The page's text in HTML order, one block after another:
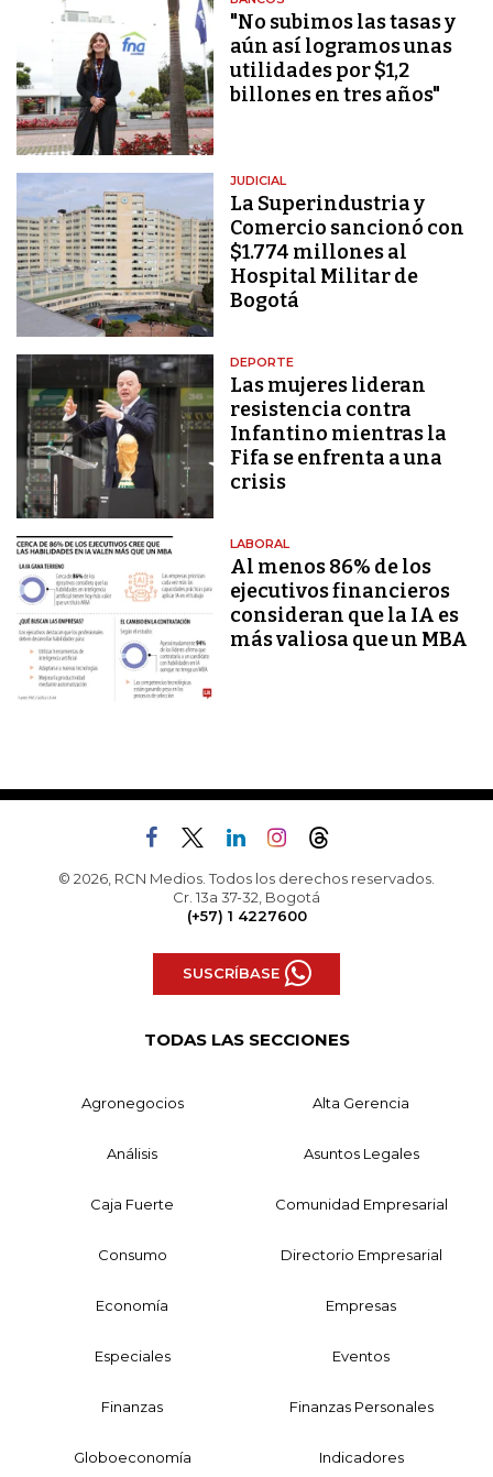
"No subimos las tasas y
aún así logramos unas
utilidades por $1,2
billones en tres años"
JUDICIAL
La Superindustria y
Comercio sancionó con
$1.774 millones al
Hospital Militar de
Bogotá
DEPORTE
Las mujeres lideran
resistencia contra
Infantino mientras la
Fifa se enfrenta a una
crisis
LABORAL
Al menos 86% de los
ejecutivos financieros
consideran que la IA es
más valiosa que un MBA
© 2026, RCN Medios. Todos los derechos reservados.
Cr. 13a 37-32, Bogotá
(+57) 1 4227600
SUSCRÍBASE
TODAS LAS SECCIONES
Agronegocios Alta Gerencia
Análisis Asuntos Legales
Caja Fuerte Comunidad Empresarial
Consumo Directorio Empresarial
Economía Empresas
Especiales Eventos
Finanzas Finanzas Personales
Globoeconomía Indicadores